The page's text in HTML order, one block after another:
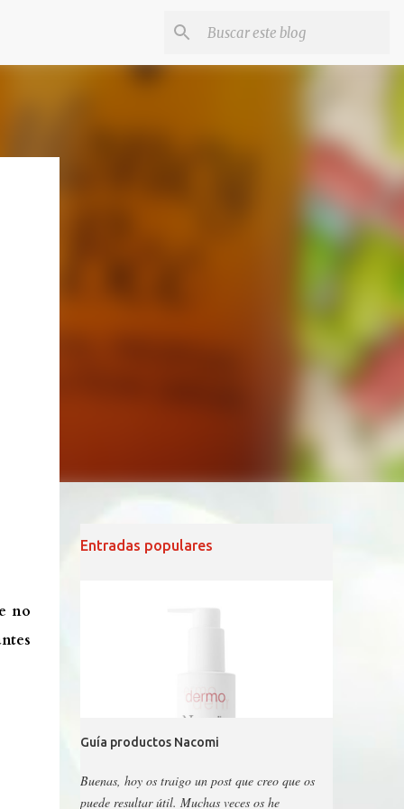
no
Entradas populares
Guía productos Nacomi
Buenas, hoy os traigo un post que creo que os
puede resultar útil. Muchas veces os he